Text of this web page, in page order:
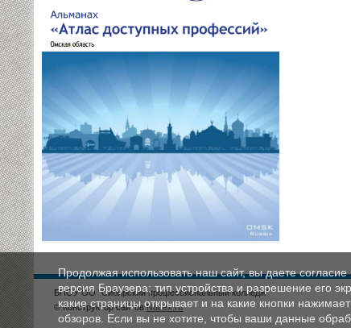
БПОУ ОО "Сибирский профессиональный колледж"
© Конструктор сайтовNubex.ru
Продолжая использовать наш сайт, вы даете
версия Браузера; тип устройства и разрешение его
какие страницы открывает и на какие кнопки
обзоров. Если вы не хотите, чтобы ваши данные